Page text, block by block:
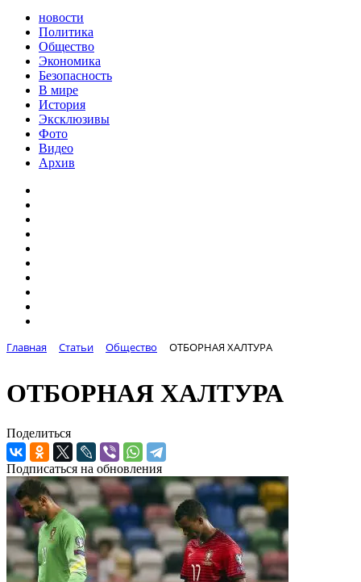
новости
Политика
Общество
Экономика
Безопасность
В мире
История
Эксклюзивы
Фото
Видео
Архив
Главная Статьи Общество ОТБОРНАЯ ХАЛТУРА
ОТБОРНАЯ ХАЛТУРА
Поделиться
Подписаться на обновления